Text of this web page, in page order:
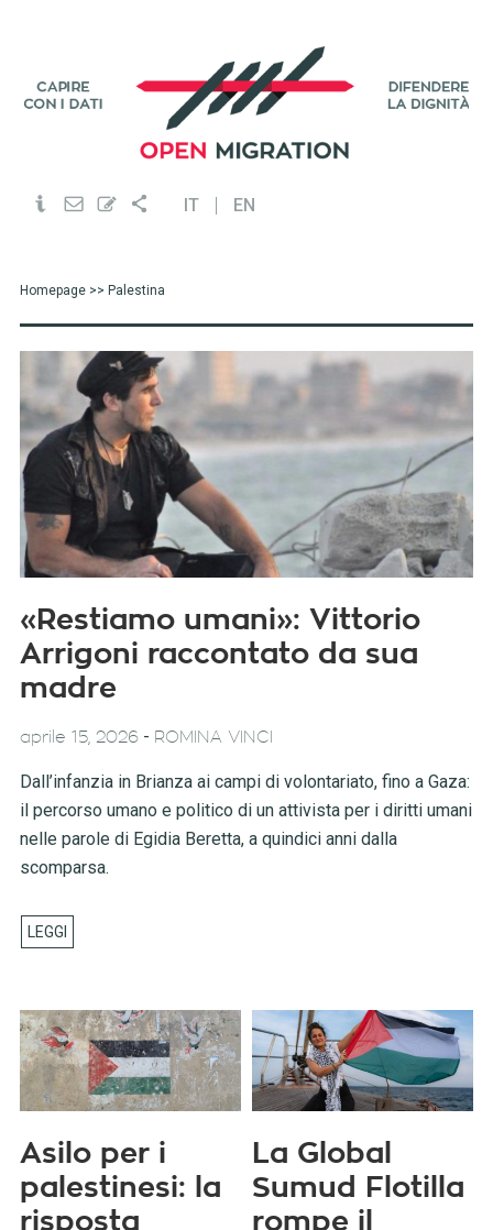
IT EN
Homepage>> Palestina
«Restiamo umani»: Vittorio
Arrigoni raccontato da sua
madre
aprile 15, 2026- ROMINA VINCI
Dall’infanzia in Brianza ai campi di volontariato, fino a Gaza:
il percorso umano e politico di un attivista per i diritti umani
nelle parole di Egidia Beretta, a quindici anni dalla
scomparsa.
Asilo per i
palestinesi: la
risposta
La Global
Sumud Flotilla
rompe il